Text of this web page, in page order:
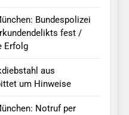
Bundespolizei
fest /
Erfolg
aus
um Hinweise
Notruf per